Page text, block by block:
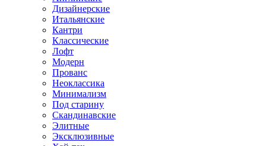
Дизайнерские
Итальянские
Кантри
Классические
Лофт
Модерн
Прованс
Неоклассика
Минимализм
Под старину
Скандинавские
Элитные
Эксклюзивные